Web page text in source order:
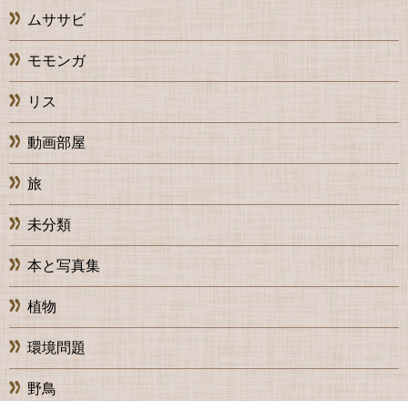
ムササビ
モモンガ
リス
動画部屋
旅
未分類
本と写真集
植物
環境問題
野鳥